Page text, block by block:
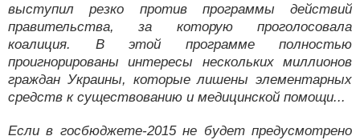
выступил резко против программы действий
правительства, за которую проголосовала
коалиция. В этой программе полностью
проигнорированы интересы нескольких миллионов
граждан Украины, которые лишены элементарных
средств к существованию и медицинской помощи...
Если в госбюджете-2015 не будет предусмотрено